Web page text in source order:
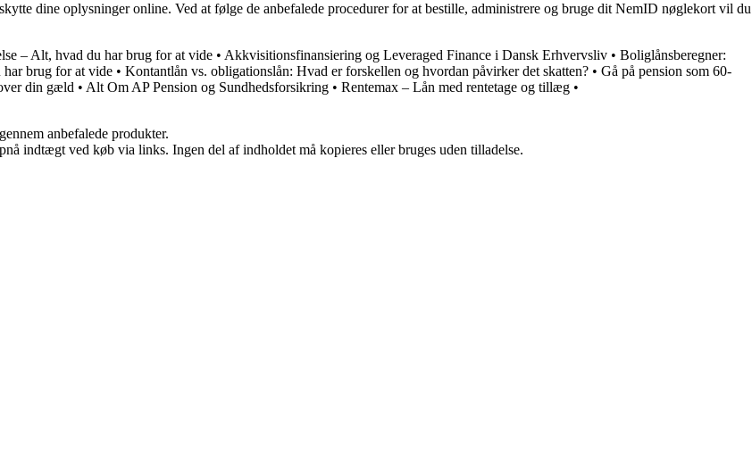
dine oplysninger online. Ved at følge de anbefalede procedurer for at bestille, administrere og bruge dit NemID nøglekort vil du
– Alt, hvad du har brug for at vide • Akkvisitionsfinansiering og Leveraged Finance i Dansk Erhvervsliv • Boliglånsberegner:
brug for at vide • Kontantlån vs. obligationslån: Hvad er forskellen og hvordan påvirker det skatten? • Gå på pension som 60-
din gæld • Alt Om AP Pension og Sundhedsforsikring • Rentemax – Lån med rentetage og tillæg •
anbefalede produkter.
indtægt ved køb via links. Ingen del af indholdet må kopieres eller bruges uden tilladelse.